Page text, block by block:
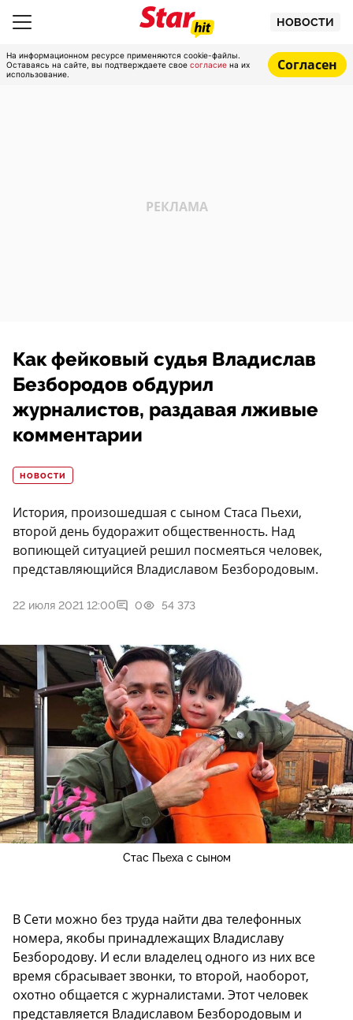
НОВОСТИ
На информационном ресурсе применяются cookie-файлы.
Оставаясь на сайте, вы подтверждаете свое согласие на их
использование.
Согласен
Как фейковый судья Владислав
Безбородов обдурил
журналистов, раздавая лживые
комментарии
НОВОСТИ
История, произошедшая с сыном Стаса Пьехи,
второй день будоражит общественность. Над
вопиющей ситуацией решил посмеяться человек,
представляющийся Владиславом Безбородовым.
22 июля 2021 12:00 0 54 373
Стас Пьеха с сыном
В Сети можно без труда найти два телефонных
номера, якобы принадлежащих Владиславу
Безбородову. И если владелец одного из них все
время сбрасывает звонки, то второй, наоборот,
охотно общается с журналистами. Этот человек
представляется Владиславом Безбородовым и